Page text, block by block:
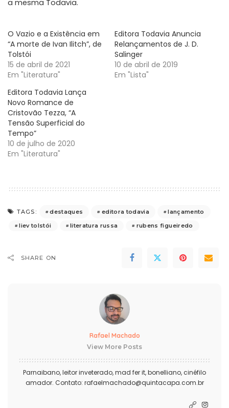
a mesma Todavia.
O Vazio e a Existência em
“A morte de Ivan Ilitch”, de
Tolstói
15 de abril de 2021
Em "Literatura"
Editora Todavia Anuncia
Relançamentos de J. D.
Salinger
10 de abril de 2019
Em "Lista"
Editora Todavia Lança
Novo Romance de
Cristovão Tezza, “A
Tensão Superficial do
Tempo”
10 de julho de 2020
Em "Literatura"
TAGS: destaques editora todavia
lançamento
liev tolstói
literatura russa rubens figueiredo
SHARE ON
Rafael Machado
View More Posts
Parnaibano, leitor inveterado, mad fer it, bonelliano, cinéfilo
amador. Contato: rafaelmachado@quintacapa.com.br